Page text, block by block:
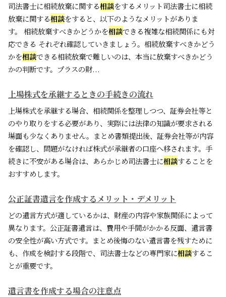
司法書士に相続放棄に関する相談をするメリット司法書士に相続
放棄に関する相談をすると、以下のようなメリットがありま
す。 相続放棄すべきかどうかを相談できる複雑な相続関係にも対
応できる それぞれ確認していきましょう。相続放棄すべきかどう
かを相談できる相続放棄で難しいのは、本当に放棄すべきかどう
かの判断です。プラスの財...
上場株式を承継するときの手続きの流れ
上場株式を承継する場合、相続関係を整理しつつ、証券会社等と
のやり取りをする必要があり、実際には法律の知識が要求される
場面も少なくありません。まとめ書類提出後、証券会社等が内容
を確認し、問題がなければ株式が承継者の口座へ移されます。手
続きに不安がある場合は、あらかじめ司法書士に相談することを
おすすめします。
公正証書遺言を作成するメリット・デメリット
どの遺言方式が適しているかは、財産の内容や家族関係によって
異なります。公正証書遺言は、費用や手間がかかる反面、遺言書
の安全性が高い方式です。まとめ後悔のない遺言書を残すために
も、作成を検討する段階で、司法書士などの専門家に相談するこ
とが重要です。
遺言書を作成する場合の注意点